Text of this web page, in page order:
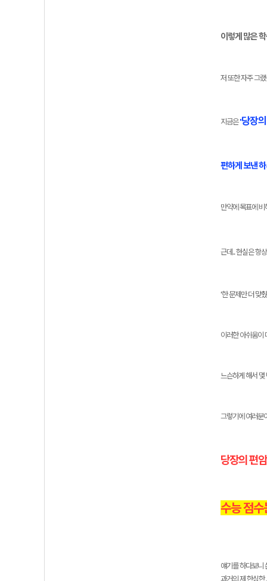
이렇게 많은
저 또한 자주 그
지금은'당장
편하게 보낸
만약에 목표에
근데.. 현실은 항
'한 문제만 더 맞
이러한 아쉬움이
느슨하게 해서
그렇기에 여러분
당장의 편
수능 점수
얘기를 하다보니
과거의 제 한심한